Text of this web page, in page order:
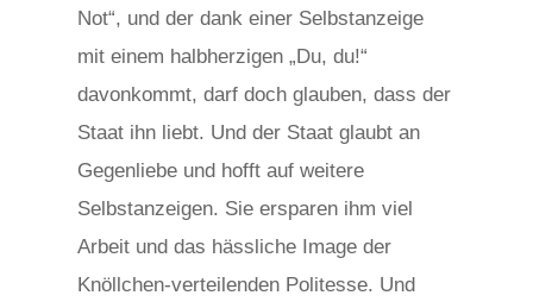
Not“, und der dank einer Selbstanzeige
mit einem halbherzigen „Du, du!“
davonkommt, darf doch glauben, dass der
Staat ihn liebt. Und der Staat glaubt an
Gegenliebe und hofft auf weitere
Selbstanzeigen. Sie ersparen ihm viel
Arbeit und das hässliche Image der
Knöllchen-verteilenden Politesse. Und